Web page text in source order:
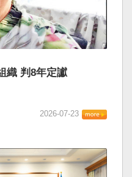
織 判8年定讞
2026-07-23